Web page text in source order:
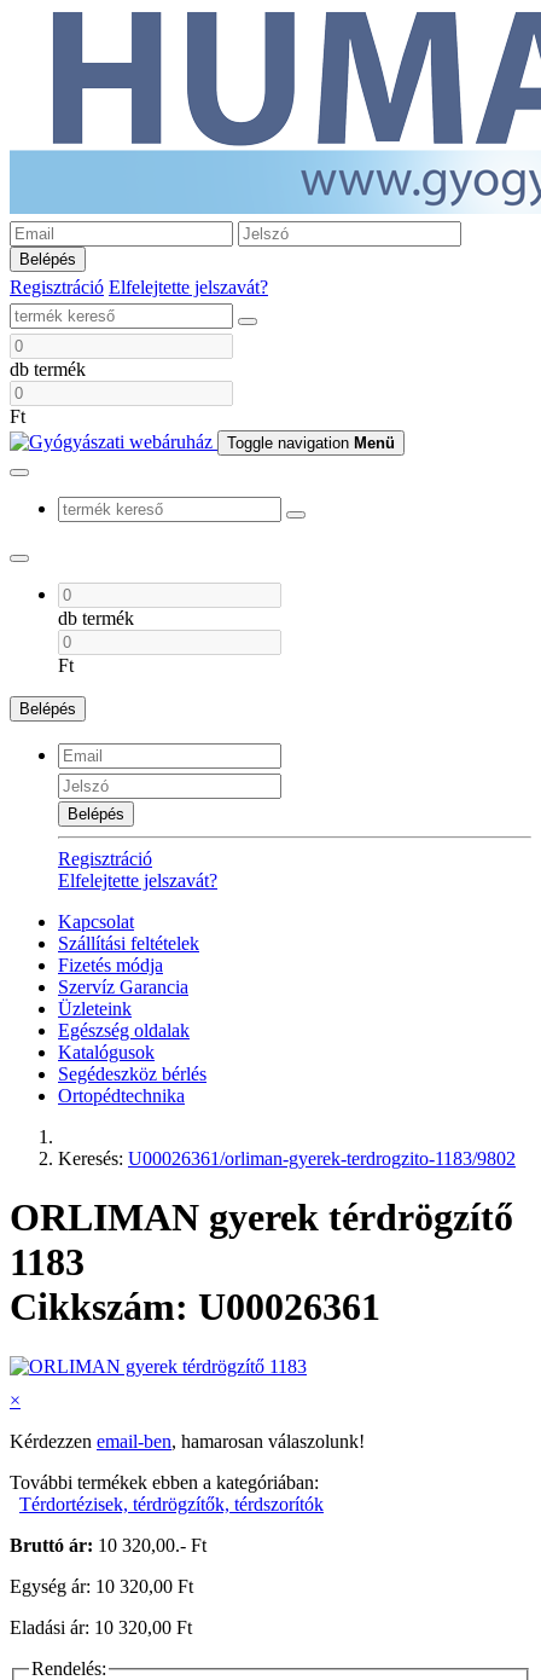
Belépés
Regisztráció Elfelejtette jelszavát?
db termék
Ft
Toggle navigation Menü
db termék
Ft
Belépés
Belépés
Regisztráció
Elfelejtette jelszavát?
Kapcsolat
Szállítási feltételek
Fizetés módja
Szervíz Garancia
Üzleteink
Egészség oldalak
Katalógusok
Segédeszköz bérlés
Ortopédtechnika
Keresés: U00026361/orliman-gyerek-terdrogzito-1183/9802
ORLIMAN gyerek térdrögzítő
1183
Cikkszám: U00026361
×
Kérdezzen email-ben, hamarosan válaszolunk!
További termékek ebben a kategóriában:
Térdortézisek, térdrögzítők, térdszorítók
Bruttó ár: 10 320,00.- Ft
Egység ár: 10 320,00 Ft
Eladási ár: 10 320,00 Ft
Rendelés: